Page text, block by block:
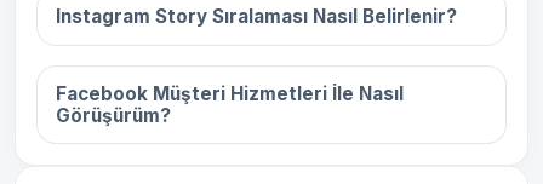
Instagram Story Sıralaması Nasıl Belirlenir?
16 Aralık 2025
Facebook Müşteri Hizmetleri İle Nasıl
Görüşürüm?